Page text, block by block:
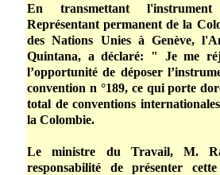
En transmettant
Représentant permanent de la
des Nations Unies à Genève,
Quintana, a déclaré: " Je me
l’opportunité de déposer
convention n °189, ce qui porte
total de conventions
la Colombie.
Le ministre du Travail, M.
responsabilité de présenter